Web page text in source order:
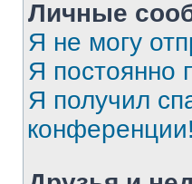
Личные
Я не могу
Я постоянно
Я получил
конференции!